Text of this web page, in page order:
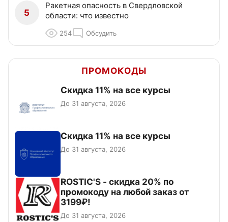
5
Ракетная опасность в Свердловской
области: что известно
254 Обсудить
ПРОМОКОДЫ
Скидка 11% на все курсы
До 31 августа, 2026
Скидка 11% на все курсы
До 31 августа, 2026
ROSTIC'S - скидка 20% по
промокоду на любой заказ от
3199₽!
До 31 августа, 2026